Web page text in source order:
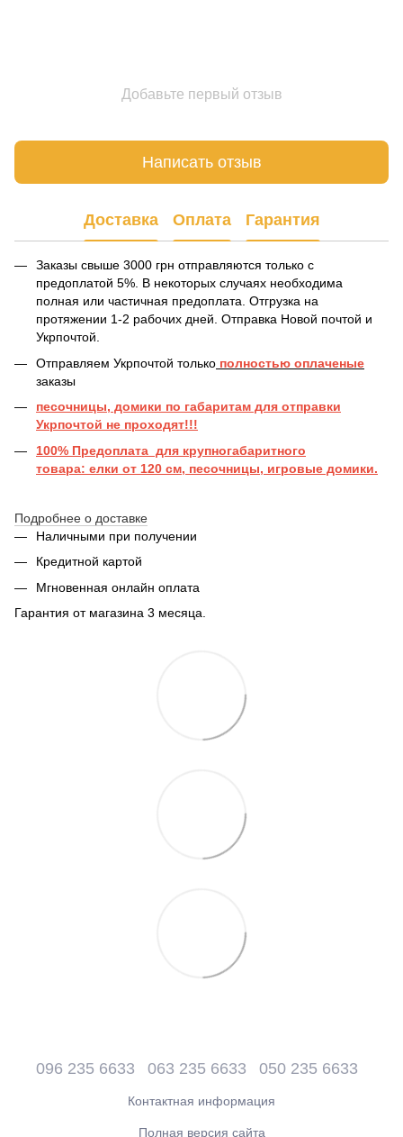
Добавьте первый отзыв
Написать отзыв
Доставка Оплата Гарантия
Заказы свыше 3000 грн отправляются только с
предоплатой 5%. В некоторых случаях необходима
полная или частичная предоплата. Отгрузка на
протяжении 1-2 рабочих дней. Отправка Новой почтой и
Укрпочтой.
Отправляем Укрпочтой только полностью оплаченые
заказы
песочницы, домики по габаритам для отправки
Укрпочтой не проходят!!!
100% Предоплата для крупногабаритного
товара: елки от 120 см, песочницы, игровые домики.
Подробнее о доставке
Наличными при получении
Кредитной картой
Мгновенная онлайн оплата
Гарантия от магазина 3 месяца.
096 235 6633 063 235 6633 050 235 6633
Контактная информация
Полная версия сайта